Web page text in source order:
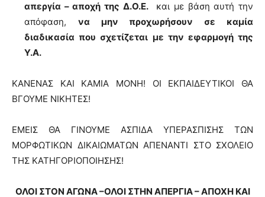
απεργία – αποχή της Δ.Ο.Ε.και με βάση αυτή την
απόφαση, να μην προχωρήσουν σε καμία
διαδικασία που σχετίζεται με την εφαρμογή της
Υ.Α.
ΚΑΝΕΝΑΣ ΚΑΙ ΚΑΜΙΑ ΜΟΝΗ! ΟΙ ΕΚΠΑΙΔΕΥΤΙΚΟΙ ΘΑ
ΒΓΟΥΜΕ ΝΙΚΗΤΕΣ!
ΕΜΕΙΣ ΘΑ ΓΙΝΟΥΜΕ ΑΣΠΙΔΑ ΥΠΕΡΑΣΠΙΣΗΣ ΤΩΝ
ΜΟΡΦΩΤΙΚΩΝ ΔΙΚΑΙΩΜΑΤΩΝ ΑΠΕΝΑΝΤΙ ΣΤΟ ΣΧΟΛΕΙΟ
ΤΗΣ ΚΑΤΗΓΟΡΙΟΠΟΙΗΣΗΣ!
ΟΛΟΙ ΣΤΟΝ ΑΓΩΝΑ –ΟΛΟΙ ΣΤΗΝ ΑΠΕΡΓΙΑ – ΑΠΟΧΗ ΚΑΙ